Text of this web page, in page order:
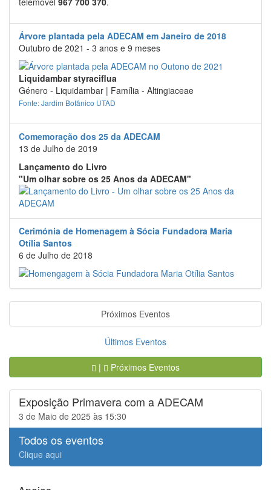
Árvore plantada pela ADECAM em Janeiro de 2018
Outubro de 2021 - 3 anos e 9 meses
Liquidambar styraciflua
Género - Liquidambar | Família - Altingiaceae
Fonte: Jardim Botânico UTAD
Comemoração dos 25 da ADECAM
13 de Julho de 2019
Lançamento do Livro
"Um olhar sobre os 25 Anos da ADECAM"
Cerimónia de Homenagem à Sócia Fundadora Maria
Otília Santos
6 de Julho de 2018
Próximos Eventos
Últimos Eventos
| Próximos Eventos
Exposição Primavera com a ADECAM
3 de Maio de 2025 às 15:30
Todos os eventos
Clique aqui